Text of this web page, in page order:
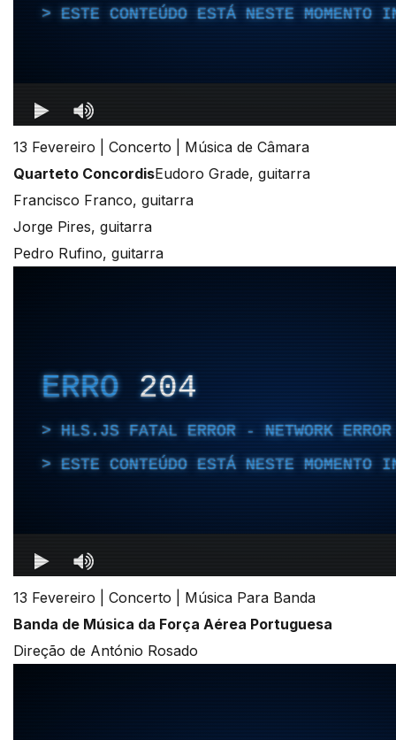
13 Fevereiro | Concerto | Música de Câmara
Quarteto ConcordisEudoro Grade, guitarra
Francisco Franco, guitarra
Jorge Pires, guitarra
Pedro Rufino, guitarra
13 Fevereiro | Concerto | Música Para Banda
Banda de Música da Força Aérea Portuguesa
Direção de António Rosado